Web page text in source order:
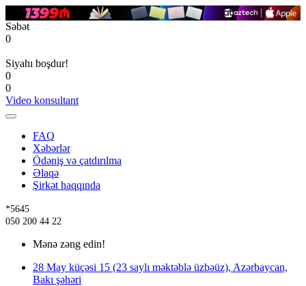
Səbət
0
Siyahı boşdur!
0
0
Video konsultant
FAQ
Xəbərlər
Ödəniş və çatdırılma
Əlaqə
Şirkət haqqında
*5645
050 200 44 22
Mənə zəng edin!
28 May küçəsi 15 (23 saylı məktəblə üzbəüz), Azərbaycan,
Bakı şəhəri